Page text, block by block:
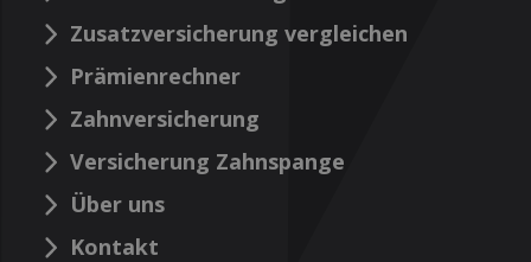
Zusatzversicherung vergleichen
Prämienrechner
Zahnversicherung
Versicherung Zahnspange
Über uns
Kontakt